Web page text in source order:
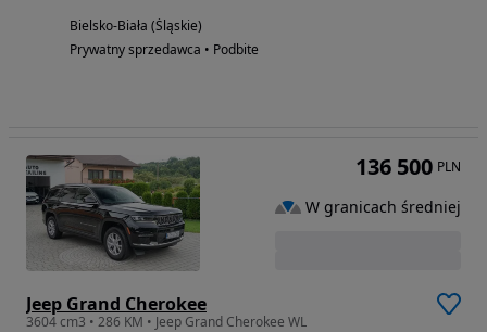
Bielsko-Biała (Śląskie)
Prywatny sprzedawca • Podbite
Jeep Grand Cherokee
3604 cm3 • 286 KM • Jeep Grand Cherokee WL
136 500 PLN
W granicach średniej